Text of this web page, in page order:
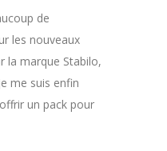
de
les nouveaux
la marque Stabilo,
me suis enfin
un pack pour